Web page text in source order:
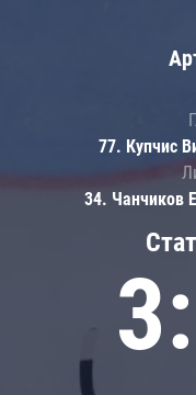
77. Купчис
34. Чанчиков